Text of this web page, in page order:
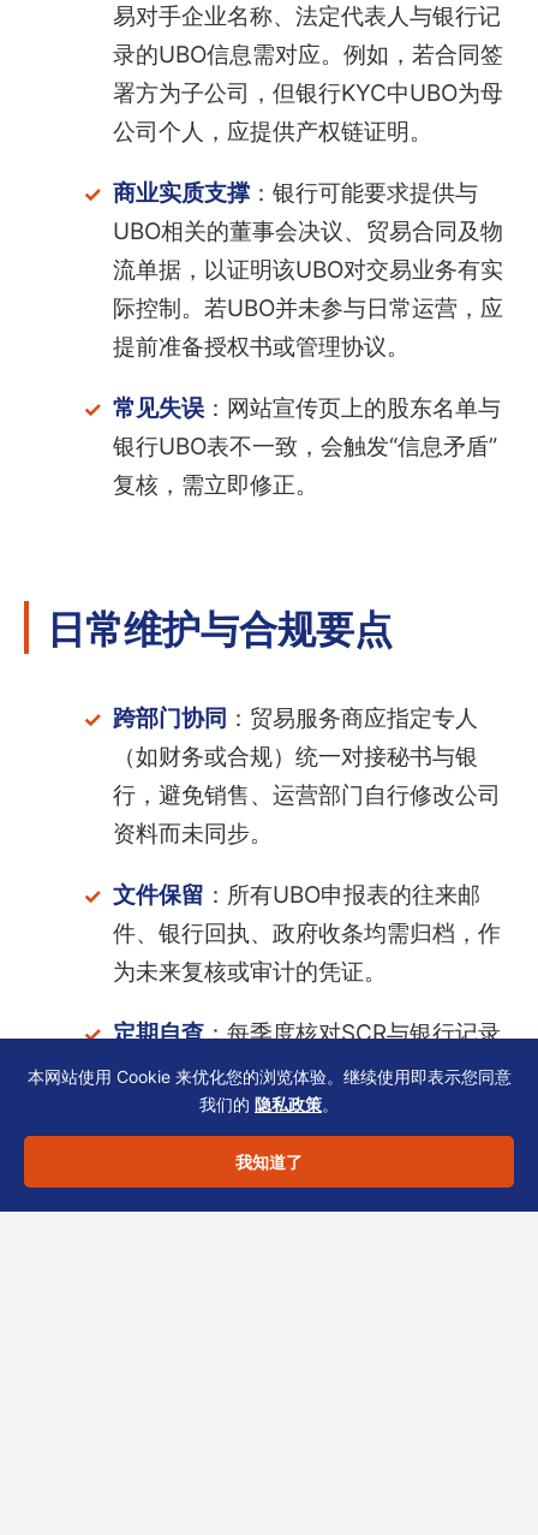
易对手企业名称、法定代表人与银行记
录的UBO信息需对应。例如，若合同签
署方为子公司，但银行KYC中UBO为母
公司个人，应提供产权链证明。
商业实质支撑：银行可能要求提供与
UBO相关的董事会决议、贸易合同及物
流单据，以证明该UBO对交易业务有实
际控制。若UBO并未参与日常运营，应
提前准备授权书或管理协议。
常见失误：网站宣传页上的股东名单与
银行UBO表不一致，会触发“信息矛盾”
复核，需立即修正。
日常维护与合规要点
跨部门协同 ：贸易服务商应指定专人
（如财务或合规）统一对接秘书与银
行，避免销售、运营部门自行修改公司
资料而未同步。
文件保留 ：所有UBO申报表的往来邮
件、银行回执、政府收条均需归档，作
为未来复核或审计的凭证。
定期自查：每季度核对SCR与银行记录
的UBO列表，尤其关注股东结构变化
（如期权行权、股份拆细）。
若您在实际业务中遇到UBO界定、文件准备或银
本网站使用 Cookie 来优化您的浏览体验。继续使用即表示您同意
我们的 隐私政策。
我知道了